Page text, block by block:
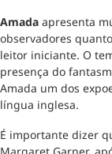
Amada apresenta
observadores
leitor iniciante. O
presença do
Amada um dos
língua inglesa.
É importante dizer
Margaret Garner,